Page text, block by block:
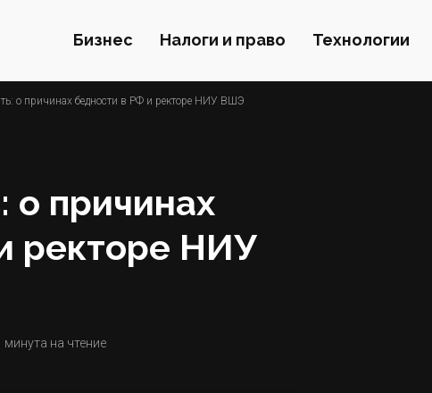
Бизнес Налоги и право Технологии
о причинах бедности в РФ и ректоре НИУ ВШЭ
о причинах
ректоре НИУ
минута на чтение